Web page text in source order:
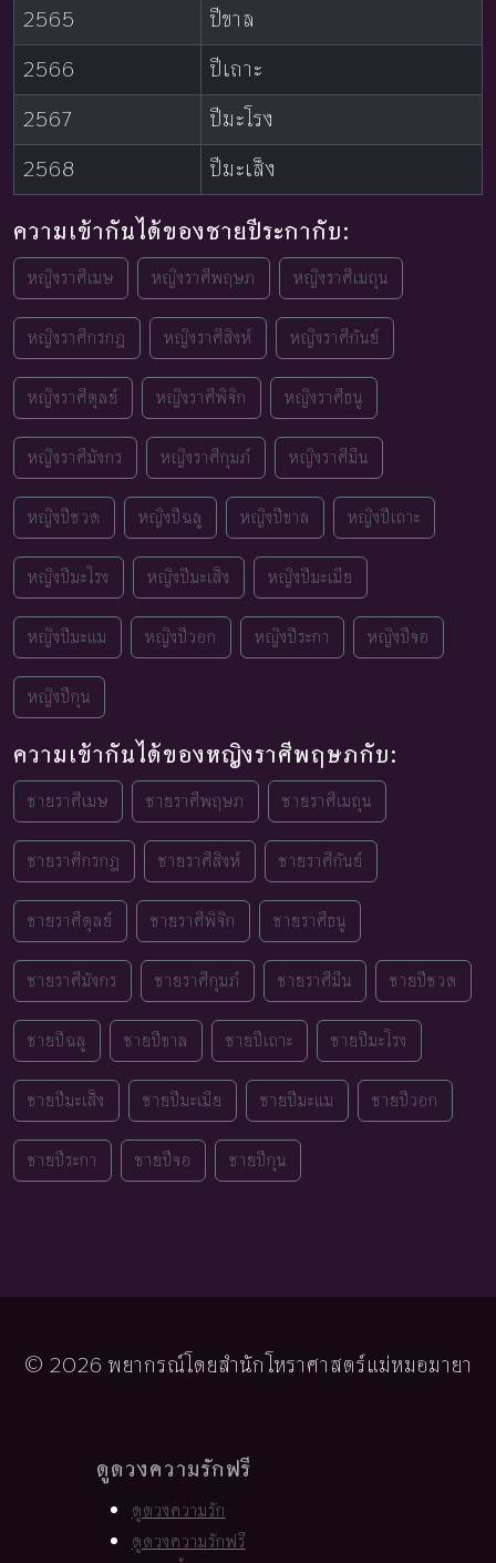
2565
ปีขาล
2566
ปีเถาะ
2567
ปีมะโรง
2568
ปีมะเส็ง
ความเข้ากันได้ของชายปีระกากับ:
หญิงราศีเมษ หญิงราศีพฤษภ หญิงราศีเมถุน
หญิงราศีกรกฎ หญิงราศีสิงห์ หญิงราศีกันย์
หญิงราศีตุลย์ หญิงราศีพิจิก หญิงราศีธนู
หญิงราศีมังกร หญิงราศีกุมภ์ หญิงราศีมีน
หญิงปีชวด หญิงปีฉลู หญิงปีขาล หญิงปีเถาะ
หญิงปีมะโรง หญิงปีมะเส็ง หญิงปีมะเมีย
หญิงปีมะแม หญิงปีวอก หญิงปีระกา หญิงปีจอ
หญิงปีกุน
ความเข้ากันได้ของหญิงราศีพฤษภกับ:
ชายราศีเมษ ชายราศีพฤษภ ชายราศีเมถุน
ชายราศีกรกฎ ชายราศีสิงห์ ชายราศีกันย์
ชายราศีตุลย์ ชายราศีพิจิก ชายราศีธนู
ชายราศีมังกร ชายราศีกุมภ์ ชายราศีมีน ชายปีชวด
ชายปีฉลู ชายปีขาล ชายปีเถาะ ชายปีมะโรง
ชายปีมะเส็ง ชายปีมะเมีย ชายปีมะแม ชายปีวอก
ชายปีระกา ชายปีจอ ชายปีกุน
© 2026 พยากรณ์โดยสำนักโหราศาสตร์แม่หมอมายา
ดูดวงความรักฟรี
ดูดวงความรัก
ดูดวงความรักฟรี